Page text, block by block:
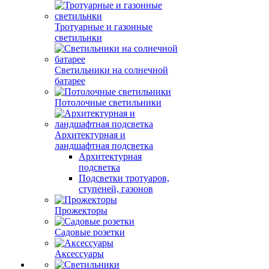
Тротуарные и газонные
светильнки
Светильники на солнечной
батарее
Потолочные светильники
Архитектурная и
ландшафтная подсветка
Архитектурная
подсветка
Подсветки тротуаров,
ступеней, газонов
Прожекторы
Садовые розетки
Аксессуары